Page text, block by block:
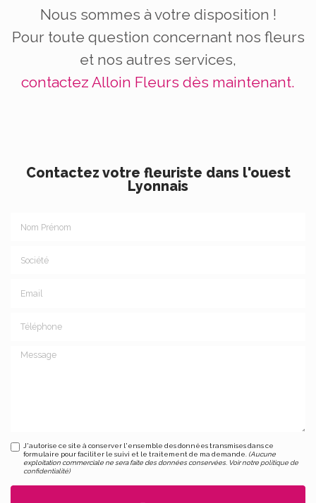
Nous sommes à votre disposition !
Pour toute question concernant nos fleurs
et nos autres services,
contactez Alloin Fleurs dès maintenant.
Contactez votre fleuriste dans l'ouest
Lyonnais
Message
J'autorise ce site à conserver l'ensemble des données transmises dans ce
formulaire pour faciliter le suivi et le traitement de ma demande. (Aucune
exploitation commerciale ne sera faite des données conservées. Voir notre politique de
confidentialité)